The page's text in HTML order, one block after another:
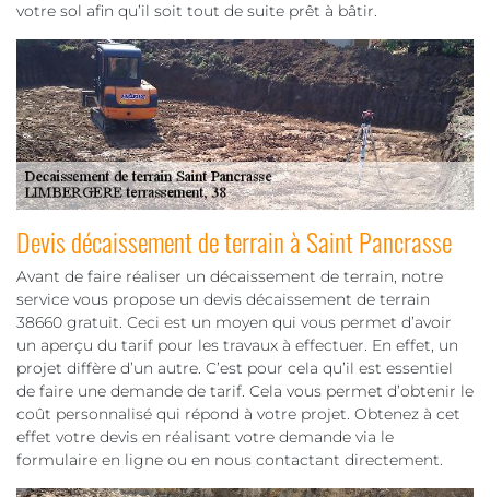
votre sol afin qu’il soit tout de suite prêt à bâtir.
Devis décaissement de terrain à Saint Pancrasse
Avant de faire réaliser un décaissement de terrain, notre
service vous propose un devis décaissement de terrain
38660 gratuit. Ceci est un moyen qui vous permet d’avoir
un aperçu du tarif pour les travaux à effectuer. En effet, un
projet diffère d’un autre. C’est pour cela qu’il est essentiel
de faire une demande de tarif. Cela vous permet d’obtenir le
coût personnalisé qui répond à votre projet. Obtenez à cet
effet votre devis en réalisant votre demande via le
formulaire en ligne ou en nous contactant directement.